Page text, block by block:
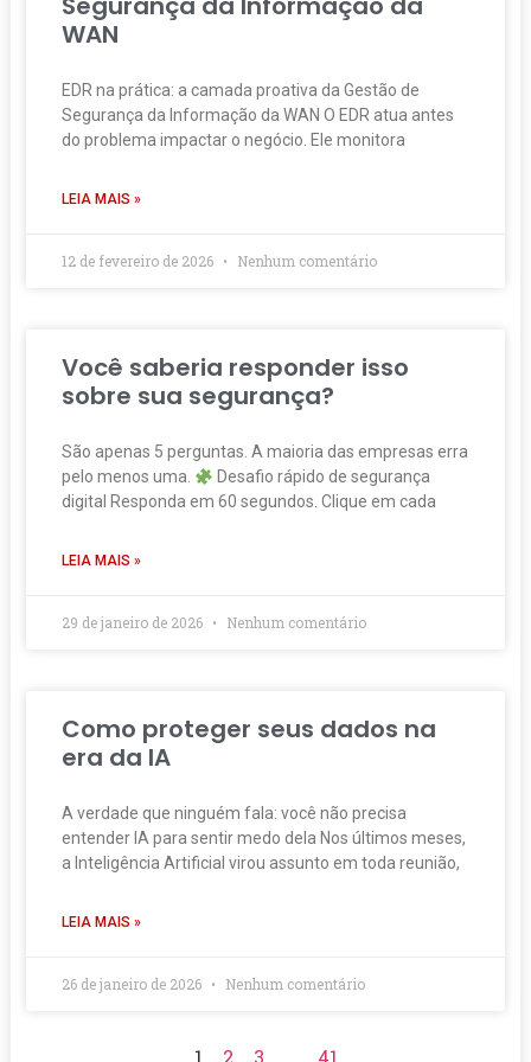
WAN
EDR na prática: a camada proativa da Gestão de
Segurança da Informação da WAN O EDR atua antes
do problema impactar o negócio. Ele monitora
LEIA MAIS »
12 de fevereiro de 2026 Nenhum comentário
Você saberia responder isso
sobre sua segurança?
São apenas 5 perguntas. A maioria das empresas erra
pelo menos uma.
Desafio rápido de segurança
digital Responda em 60 segundos. Clique em cada
LEIA MAIS »
29 de janeiro de 2026 Nenhum comentário
Como proteger seus dados na
era da IA
A verdade que ninguém fala: você não precisa
entender IA para sentir medo dela Nos últimos meses,
a Inteligência Artificial virou assunto em toda reunião,
LEIA MAIS »
26 de janeiro de 2026 Nenhum comentário